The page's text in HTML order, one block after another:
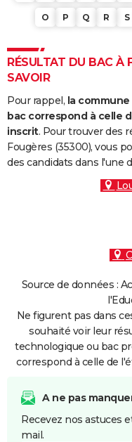
O P Q R S
RÉSULTAT DU BAC À
SAVOIR
Pour rappel, la
bac correspond à celle
inscrit. Pour trouver des
Fougères (35300), vous
des candidats dans l'une
Source de données :
Ne figurent pas dans
souhaité voir leur
technologique ou bac
correspond à celle de
A ne pas
Recevez nos astuces
mail.